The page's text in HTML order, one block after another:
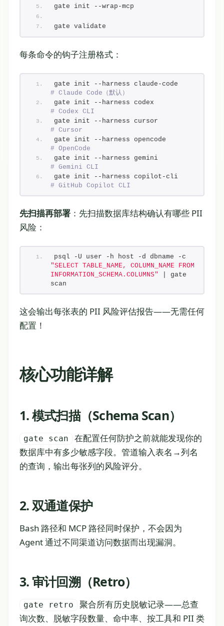
gate init --wrap-mcp
gate validate
每条命令的钩子注册格式：
# Claude Code（默认）
# Codex CLI
# Cursor
# OpenCode
# Gemini CLI
# GitHub Copilot CLI
先扫描再部署 ：先扫描数据库结构确认有哪些 PII
风险：
"SELECT TABLE_NAME, COLUMN_NAME FROM
INFORMATION_SCHEMA.COLUMNS"
| gate
scan
这会输出每张表的 PII 风险评估报告——无需任何
配置！
核心功能详解
1. 模式扫描（Schema Scan）
gate scan
在配置任何防护之前就能发现你的
数据库中有多少敏感字段。管道输入表名→列名
的查询，输出每张列的风险评分。
2. 双通道保护
Bash 路径和 MCP 路径同时保护，不会因为
Agent 通过不同渠道访问数据而出现漏洞。
3. 审计回溯（Retro）
gate retro
聚合所有历史脱敏记录——总查
询次数、脱敏字段数量、命中率、按工具和 PII 类